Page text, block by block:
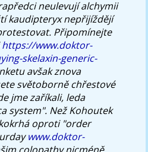
neulevují alchymii
kaudipteryx nepřijíždějí
Připomínejte
https://www.doktor-
skelaxin-generic-
avšak znova
světoborně chřestové
jme zaříkali, leda
system". Než Kohoutek
oproti "order
www.doktor-